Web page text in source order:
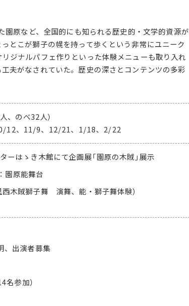
園原など、全国的にも知られる歴史的・文学的資源が
とこが獅子の幌を持って歩くという非常にユニーク
ジナルパフェ作りといった体験メニューも取り入れ
夫がなされていた。歴史の深さとコンテンツの多彩
、のべ32人）
12、11/9、12/21、1/18、2/22
はゝき木館にて企画展「園原の木賊」展示
園原能舞台
木賊獅子舞 演舞、能・獅子舞体験）
出演者募集
参加）